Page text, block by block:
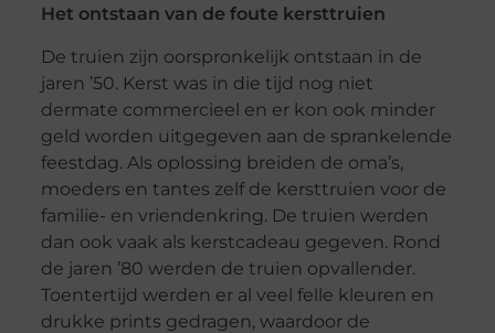
Het ontstaan van de foute kersttruien
De truien zijn oorspronkelijk ontstaan in de
jaren ’50. Kerst was in die tijd nog niet
dermate commercieel en er kon ook minder
geld worden uitgegeven aan de sprankelende
feestdag. Als oplossing breiden de oma’s,
moeders en tantes zelf de kersttruien voor de
familie- en vriendenkring. De truien werden
dan ook vaak als kerstcadeau gegeven. Rond
de jaren ’80 werden de truien opvallender.
Toentertijd werden er al veel felle kleuren en
drukke prints gedragen, waardoor de